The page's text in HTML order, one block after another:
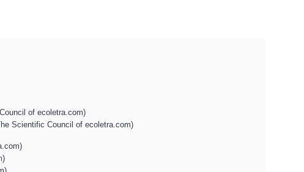
of ecoletra.com)
Scientific Council of ecoletra.com)